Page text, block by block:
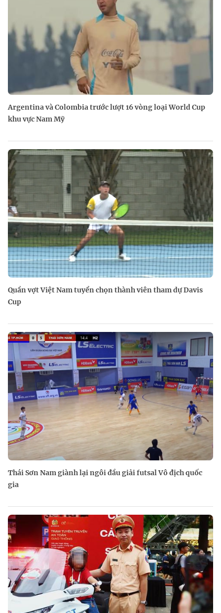
Argentina và Colombia trước lượt 16 vòng loại World Cup
khu vực Nam Mỹ
Quần vợt Việt Nam tuyển chọn thành viên tham dự Davis
Cup
Thái Sơn Nam giành lại ngôi đầu giải futsal Vô địch quốc
gia